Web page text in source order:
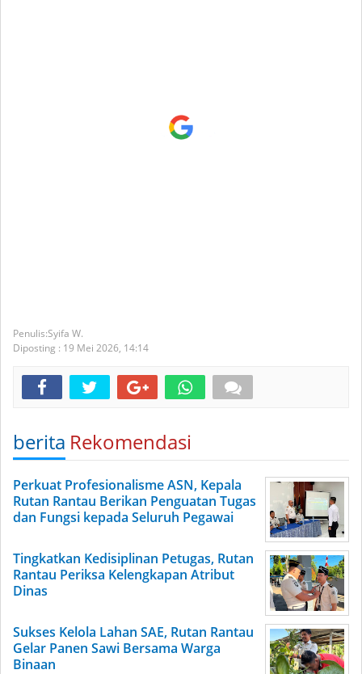
Syifa W.
Diposting : 19 Mei 2026, 14:14
berita Rekomendasi
Perkuat Profesionalisme ASN, Kepala
Rutan Rantau Berikan Penguatan Tugas
dan Fungsi kepada Seluruh Pegawai
Tingkatkan Kedisiplinan Petugas, Rutan
Rantau Periksa Kelengkapan Atribut
Dinas
Sukses Kelola Lahan SAE, Rutan Rantau
Gelar Panen Sawi Bersama Warga
Binaan